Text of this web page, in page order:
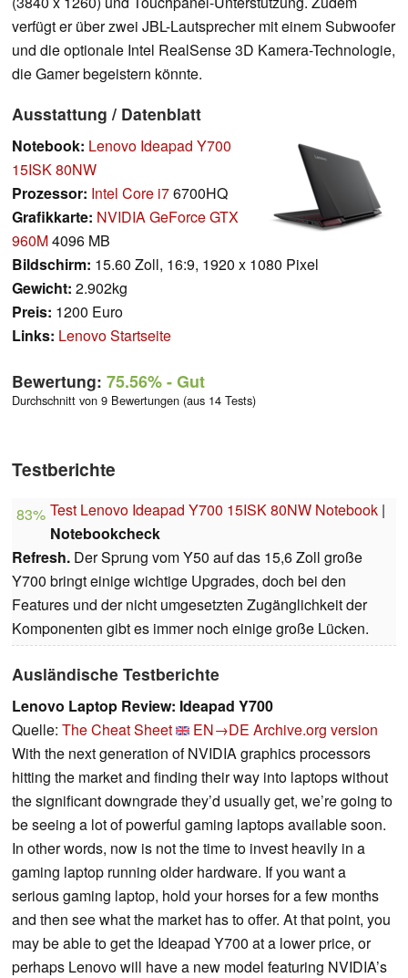
verfügt er über zwei JBL-Lautsprecher mit einem Subwoofer
und die optionale Intel RealSense 3D Kamera-Technologie,
die Gamer begeistern könnte.
Ausstattung / Datenblatt
Notebook: Lenovo Ideapad Y700
15ISK 80NW
Prozessor: Intel Core i76700HQ
Grafikkarte: NVIDIA GeForce GTX
960M4096 MB
Bildschirm: 15.60 Zoll, 16:9, 1920 x 1080 Pixel
Gewicht: 2.902kg
Preis: 1200 Euro
Links: Lenovo Startseite
Bewertung: 75.56%- Gut
Durchschnitt von 9 Bewertungen (aus 14 Tests)
Testberichte
83% Test Lenovo Ideapad Y700 15ISK 80NW Notebook |
Notebookcheck
Refresh. Der Sprung vom Y50 auf das 15,6 Zoll große
Y700 bringt einige wichtige Upgrades, doch bei den
Features und der nicht umgesetzten Zugänglichkeit der
Komponenten gibt es immer noch einige große Lücken.
Ausländische Testberichte
Lenovo Laptop Review: Ideapad Y700
Quelle: The Cheat Sheet EN→DE Archive.org version
With the next generation of NVIDIA graphics processors
hitting the market and finding their way into laptops without
the significant downgrade they’d usually get, we’re going to
be seeing a lot of powerful gaming laptops available soon.
In other words, now is not the time to invest heavily in a
gaming laptop running older hardware. If you want a
serious gaming laptop, hold your horses for a few months
and then see what the market has to offer. At that point, you
may be able to get the Ideapad Y700 at a lower price, or
perhaps Lenovo will have a new model featuring NVIDIA’s